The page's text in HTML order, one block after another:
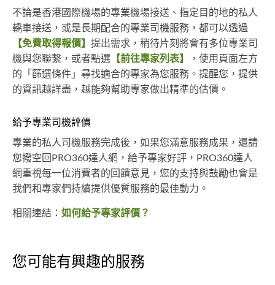
不論是香港國際機場的專業機場接送、指定目的地的私人
轎車接送，或是長期配合的專業司機服務，都可以透過
【免費取得報價】 提出需求，稍待片刻將會有多位專業司
機與您聯繫，或者點選 【前往專家列表】
，使用頁面左方
的「篩選條件」尋找適合的專家為您服務。提醒您，提供
的資訊越詳盡，越能夠幫助專家做出精準的估價。
給予專業司機評價
專業的私人司機服務完成後，如果您滿意服務成果，還請
您撥空回PRO360達人網，給予專家好評，PRO360達人
網重視每一位消費者的回饋意見，您的支持與鼓勵也會是
我們和專家們持續提供優質服務的最佳動力。
相關連結： 如何給予專家評價？
您可能有興趣的服務